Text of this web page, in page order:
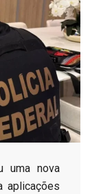
uma nova
aplicações